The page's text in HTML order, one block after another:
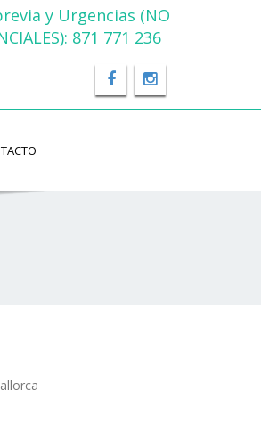
y Urgencias (NO
871 771 236